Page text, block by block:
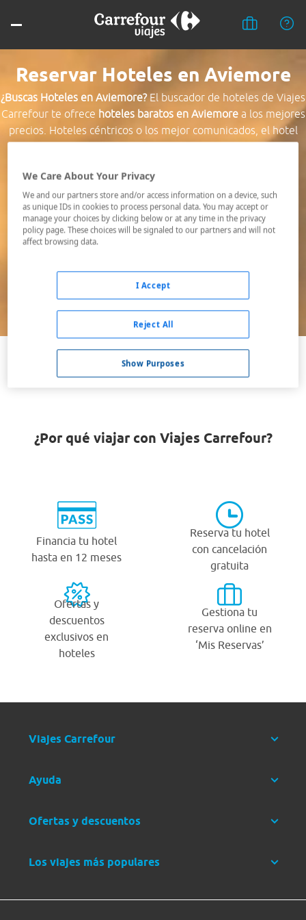
Reservar Hoteles en Aviemore
¿Buscas Hoteles en Aviemore?El buscador de hoteles de Viajes
Carrefour te ofrece hoteles baratos en Aviemore a los mejores
precios. Hoteles céntricos o los mejor comunicados, el hotel
que busques nosotros te lo encontramos al mejor precio.
Destino *
Fechas *
08/08/2026 - 09/08/2026
Buscar
VER TODOS LOS HOTELES BARATOS EN AVIEMORE
¿Por qué viajar con Viajes Carrefour?
Financia tu hotel
hasta en 12 meses
Reserva tu hotel
con cancelación
gratuita
Ofertas y
descuentos
exclusivos en
hoteles
Gestiona tu
reserva online en
‘Mis Reservas’
Viajes Carrefour
Ayuda
Ofertas y descuentos
Los viajes más populares
We Care About Your Privacy
We and our partners store and/or access information on a device, such
as unique IDs in cookies to process personal data. You may accept or
manage your choices by clicking below or at any time in the privacy
policy page. These choices will be signaled to our partners and will not
affect browsing data.
Show Purposes
Reject All
I Accept